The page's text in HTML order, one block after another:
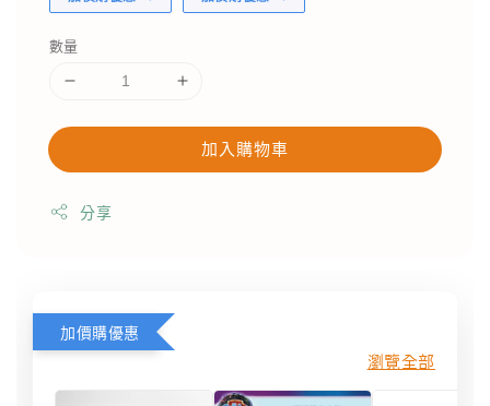
數量
加入購物車
分享
加價購優惠
瀏覽全部